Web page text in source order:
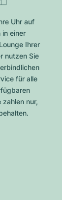
Uhr auf
in einer
Ihrer
nutzen Sie
für alle
zahlen nur,